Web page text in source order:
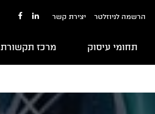
הרשמה לניוזלטר יצירת קשר
תחומי עיסוק מרכז תקשורת